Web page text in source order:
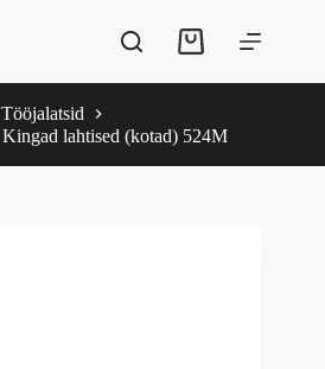
Shopping
Tööjalatsid
Kingad lahtised (kotad) 524M